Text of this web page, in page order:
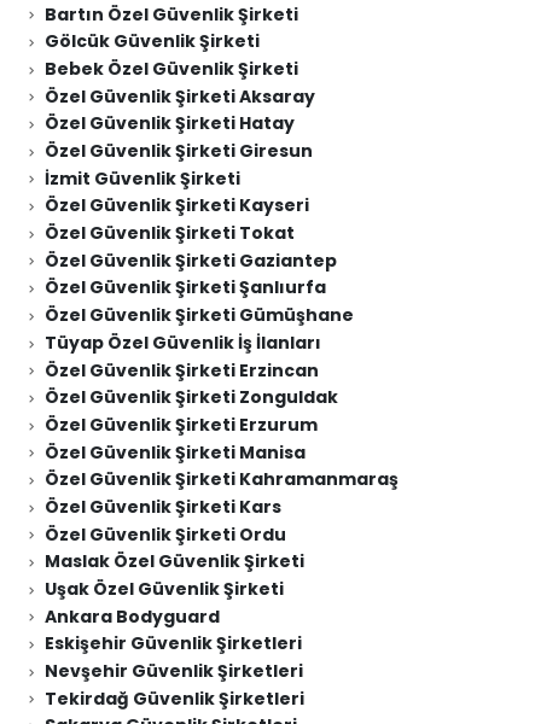
Bartın Özel Güvenlik Şirketi
Gölcük Güvenlik Şirketi
Bebek Özel Güvenlik Şirketi
Özel Güvenlik Şirketi Aksaray
Özel Güvenlik Şirketi Hatay
Özel Güvenlik Şirketi Giresun
İzmit Güvenlik Şirketi
Özel Güvenlik Şirketi Kayseri
Özel Güvenlik Şirketi Tokat
Özel Güvenlik Şirketi Gaziantep
Özel Güvenlik Şirketi Şanlıurfa
Özel Güvenlik Şirketi Gümüşhane
Tüyap Özel Güvenlik İş İlanları
Özel Güvenlik Şirketi Erzincan
Özel Güvenlik Şirketi Zonguldak
Özel Güvenlik Şirketi Erzurum
Özel Güvenlik Şirketi Manisa
Özel Güvenlik Şirketi Kahramanmaraş
Özel Güvenlik Şirketi Kars
Özel Güvenlik Şirketi Ordu
Maslak Özel Güvenlik Şirketi
Uşak Özel Güvenlik Şirketi
Ankara Bodyguard
Eskişehir Güvenlik Şirketleri
Nevşehir Güvenlik Şirketleri
Tekirdağ Güvenlik Şirketleri